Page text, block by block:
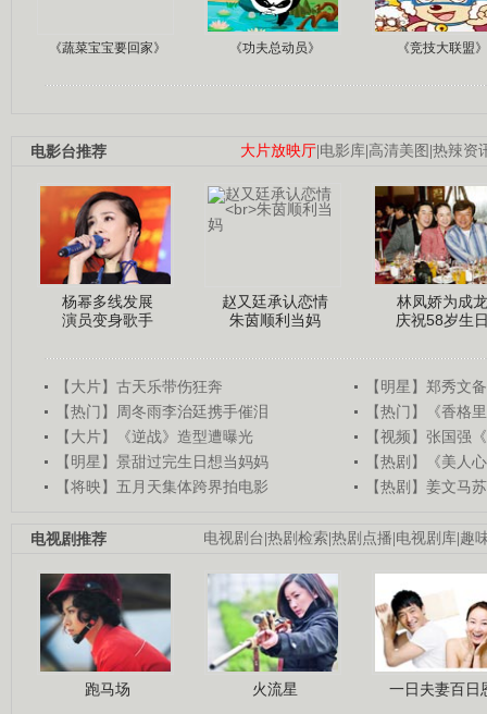
《蔬菜宝宝要回家》 《功夫总动员》 《竞技大联盟》
大片放映厅 电影库 高清美图 热辣资
电影台推荐
杨幂多线发展
演员变身歌手
赵又廷承认恋情
朱茵顺利当妈
林凤娇为成龙
庆祝58岁生
【大片】古天乐带伤狂奔
【明星】郑秀文
【热门】周冬雨李治廷携手催泪
【热门】《香格
【大片】《逆战》造型遭曝光
【视频】张国强
【明星】景甜过完生日想当妈妈
【热剧】《美人
【将映】五月天集体跨界拍电影
【热剧】姜文马
电视剧台 热剧检索 热剧点播 电视剧库 趣
电视剧推荐
跑马场 火流星 一日夫妻百日